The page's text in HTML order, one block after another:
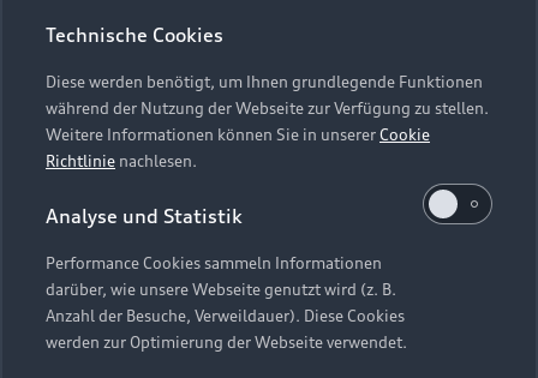
Technische Cookies
Diese werden benötigt, um Ihnen grundlegende Funktionen
während der Nutzung der Webseite zur Verfügung zu stellen.
Weitere Informationen können Sie in unsererCookie
Richtlinie nachlesen.
Analyse und Statistik
Performance Cookies sammeln Informationen
darüber, wie unsere Webseite genutzt wird (z. B.
Anzahl der Besuche, Verweildauer). Diese Cookies
werden zur Optimierung der Webseite verwendet.
Online-Terminvereinbarung
Servicekontakt
Vertrag widerrufen
Investor Relations
Presse & Media Center
Datenschutz
Audi erleben
Newsletter
Impressum Rechtliches
Hinweisgebersystem
Datenschutzinformation
Cookie-Einstellungen
Cookie-Richtlinie
Barrierefreiheit
Hinweis: Die aktuelle Darstellung und Anordnung der
Embleme am Fahrzeug bei allen Abbildungen auf dieser
Webseite kann abweichen.